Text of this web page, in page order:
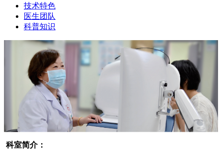
技术特色
医生团队
科普知识
科室简介：